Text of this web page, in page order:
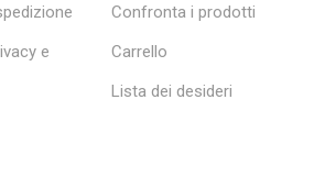
e
Confronta i prodotti
Carrello
Lista dei desideri